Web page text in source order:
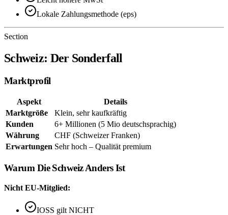
Lokale Zahlungsmethode (eps)
Section
Schweiz: Der Sonderfall
Marktprofil
Aspekt
Details
Marktgröße
Klein, sehr kaufkräftig
Kunden
6+ Millionen (5 Mio deutschsprachig)
Währung
CHF (Schweizer Franken)
Erwartungen Sehr hoch – Qualität premium
Warum Die Schweiz Anders Ist
Nicht EU-Mitglied:
IOSS gilt NICHT